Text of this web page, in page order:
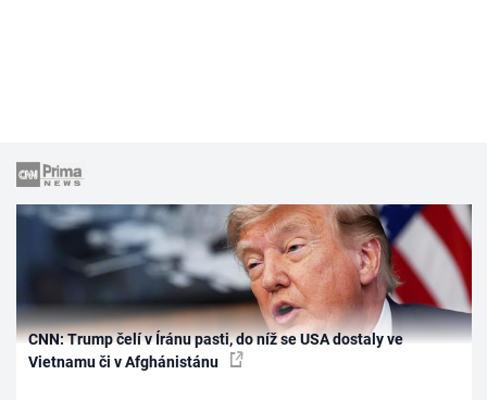
CNN: Trump čelí v Íránu pasti, do níž se USA dostaly ve
Vietnamu či v Afghánistánu